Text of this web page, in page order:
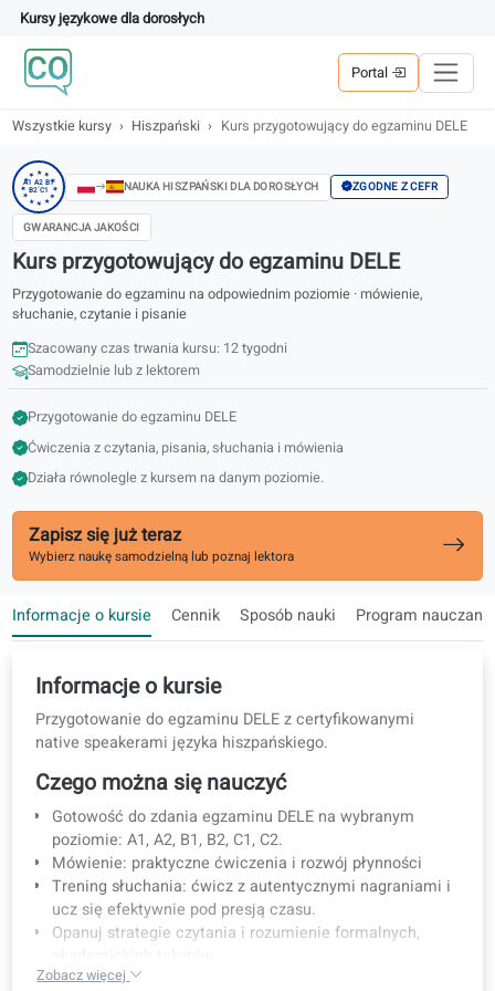
Kursy językowe dla dorosłych
Portal
Wszystkie kursy Hiszpański Kurs przygotowujący do egzaminu
★★★
★
★
★
★
★
★
★
★★
A1 A2 B1
B2 C1
GWARANCJA JAKOŚCI
Kurs przygotowujący do egzaminu DELE
Przygotowanie do egzaminu na odpowiednim poziomie · mówienie,
słuchanie, czytanie i pisanie
Szacowany czas trwania kursu: 12 tygodni
Samodzielnie lub z lektorem
Działa równolegle z kursem na danym poziomie.
Wybierz naukę samodzielną lub poznaj lektora
Informacje o kursie Cennik
Informacje o kursie
Przygotowanie do egzaminu DELE z certyfikowanymi
native speakerami języka hiszpańskiego.
Czego można się nauczyć
Gotowość do zdania egzaminu DELE na wybranym
poziomie: A1, A2, B1, B2, C1, C2.
Trening słuchania: ćwicz z autentycznymi